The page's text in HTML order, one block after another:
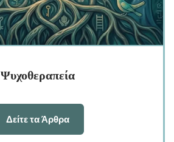
Ψυχοθεραπεία
Δείτε τα Άρθρα